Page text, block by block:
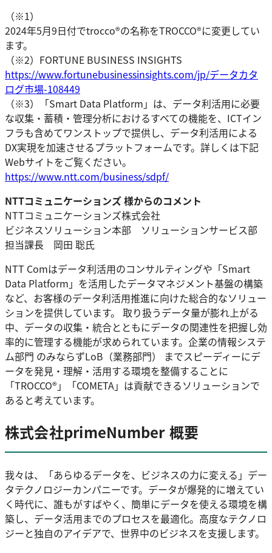
（※1）
2024年5月9日付でtrocco®の名称をTROCCO®に変更してい
ます。
（※2）FORTUNE BUSINESS INSIGHTS
https://www.fortunebusinessinsights.com/jp/データカタ
ログ市場-108449
（※3）「Smart Data Platform」は、データ利活用に必要
な収集・蓄積・管理分析におけるすべての機能を、ICTイン
フラも含めてワンストップで提供し、データ利活用による
DX実現を加速させるプラットフォームです。詳しくは下記
Webサイトをご覧ください。
https://www.ntt.com/business/sdpf/
NTTコミュニケーションズ 様からのコメント
NTTコミュニケーションズ株式会社
ビジネスソリューション本部 ソリューションサービス部
担当課長 岡田 聡氏
NTT Comはデータ利活用のコンサルティングや「Smart
Data Platform」を活用したデータマネジメント基盤の構築
など、お客様のデータ利活用推進に向けた総合的なソリュー
ションを提供しています。 取り扱うデータ量が膨れ上がる
中、データの収集・統合とともにデータの関連性を把握し効
率的に管理する機能が求められています。企業の情報システ
ム部門 のみならずLoB（業務部門） までスピーディーにデ
ータを発見・理解・活用する環境を整備することに
「TROCCO®」「COMETA」は貢献できるソリューションで
あると考えています。
株式会社primeNumber 概要
我々は、「あらゆるデータを、ビジネスの力に変える」デー
タテクノロジーカンパニーです。データが爆発的に増えてい
く時代に、誰もがすばやく、簡単にデータを使える環境を構
築し、データ活用までのプロセスを最適化。高度なテクノロ
ジーと独自のアイデアで、世界中のビジネスを支援します。